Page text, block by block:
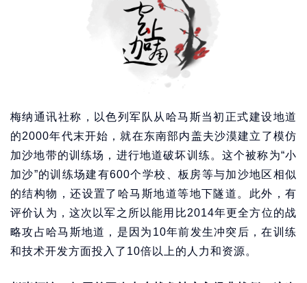
梅纳通讯社称，以色列军队从哈马斯当初正式建设地道
的2000年代末开始，就在东南部内盖夫沙漠建立了模仿
加沙地带的训练场，进行地道破坏训练。这个被称为“小
加沙”的训练场建有600个学校、板房等与加沙地区相似
的结构物，还设置了哈马斯地道等地下隧道。此外，有
评价认为，这次以军之所以能用比2014年更全方位的战
略攻占哈马斯地道，是因为10年前发生冲突后，在训练
和技术开发方面投入了10倍以上的人力和资源。